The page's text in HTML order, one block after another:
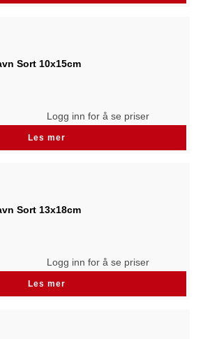
Sort 10x15cm
Logg inn for å se priser
Les mer
Sort 13x18cm
Logg inn for å se priser
Les mer